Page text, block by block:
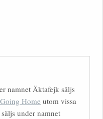
namnet Äktafejk säljs
Home utom vissa
under namnet